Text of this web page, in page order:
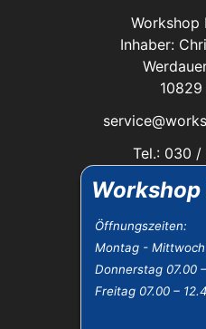
Workshop
Öffnungszeiten:
Montag - Mittwoch
Donnerstag 07.00
Freitag 07.00 –
Workshop
Inhaber:
10829
Tel.: 030 /
Das